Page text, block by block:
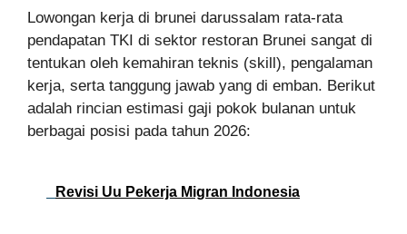
Lowongan kerja di brunei darussalam rata-rata
pendapatan TKI di sektor restoran Brunei sangat di
tentukan oleh kemahiran teknis (skill), pengalaman
kerja, serta tanggung jawab yang di emban. Berikut
adalah rincian estimasi gaji pokok bulanan untuk
berbagai posisi pada tahun 2026:
Revisi Uu Pekerja Migran Indonesia